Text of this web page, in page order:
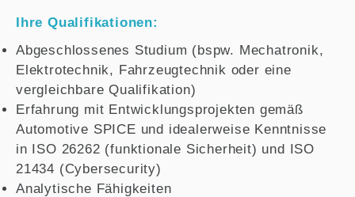
Ihre Qualifikationen:
Abgeschlossenes Studium (bspw. Mechatronik,
Elektrotechnik, Fahrzeugtechnik oder eine
vergleichbare Qualifikation)
Erfahrung mit Entwicklungsprojekten gemäß
Automotive SPICE und idealerweise Kenntnisse
in ISO 26262 (funktionale Sicherheit) und ISO
21434 (Cybersecurity)
Analytische Fähigkeiten